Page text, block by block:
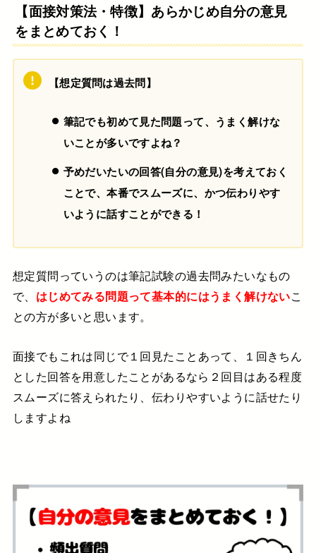
【面接対策法・特徴】あらかじめ自分の意見
をまとめておく！
【想定質問は過去問】
筆記でも初めて見た問題って、うまく解けな
いことが多いですよね？
予めだいたいの回答(自分の意見)を考えておく
ことで、本番でスムーズに、かつ伝わりやす
いように話すことができる！
想定質問っていうのは筆記試験の過去問みたいなもの
で、 はじめてみる問題って基本的にはうまく解けないこ
との方が多いと思います。
面接でもこれは同じで１回見たことあって、１回きちん
とした回答を用意したことがあるなら ２回目はある程度
スムーズに答えられたり、 伝わりやすいように話せたり
しますよね